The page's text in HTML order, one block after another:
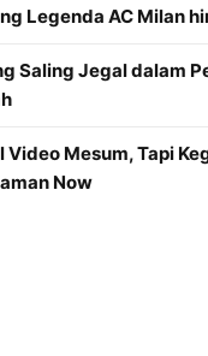
Legenda AC Milan
Saling Jegal dalam
Video Mesum, Tapi
Now